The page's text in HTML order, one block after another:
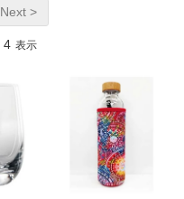
Next >
4 表示